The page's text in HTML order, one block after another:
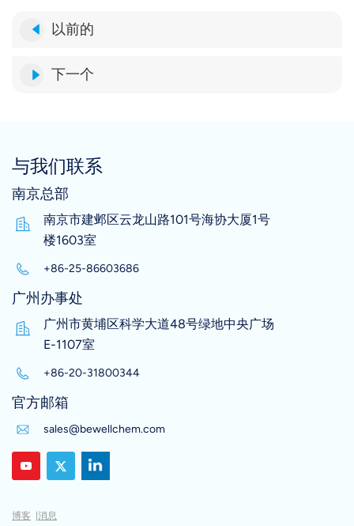
以前的
下一个
与我们联系
南京总部
南京市建邺区云龙山路101号海协大厦1号
楼1603室
+86-25-86603686
广州办事处
广州市黄埔区科学大道48号绿地中央广场
E-1107室
+86-20-31800344
官方邮箱
sales@bewellchem.com
博客 |消息